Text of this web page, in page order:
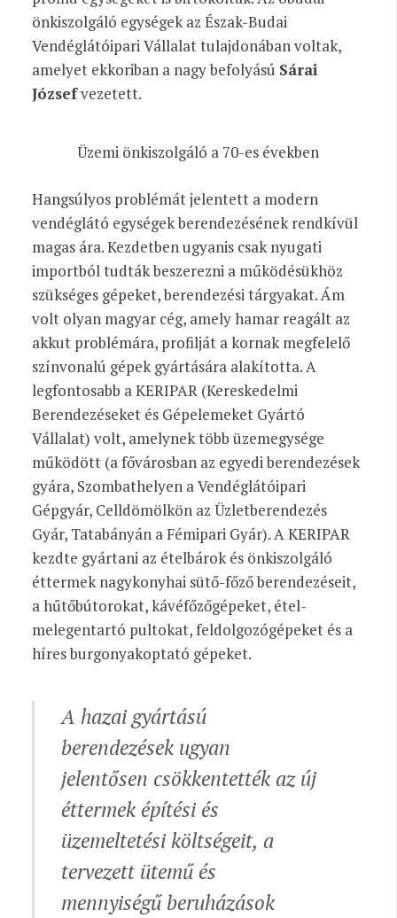
önkiszolgáló egységek az Észak-Budai
Vendéglátóipari Vállalat tulajdonában voltak,
amelyet ekkoriban a nagy befolyású Sárai
Józsefvezetett.
Üzemi önkiszolgáló a 70-es években
Hangsúlyos problémát jelentett a modern
vendéglátó egységek berendezésének rendkívül
magas ára. Kezdetben ugyanis csak nyugati
importból tudták beszerezni a működésükhöz
szükséges gépeket, berendezési tárgyakat. Ám
volt olyan magyar cég, amely hamar reagált az
akkut problémára, profilját a kornak megfelelő
színvonalú gépek gyártására alakította. A
legfontosabb a KERIPAR (Kereskedelmi
Berendezéseket és Gépelemeket Gyártó
Vállalat) volt, amelynek több üzemegysége
működött (a fővárosban az egyedi berendezések
gyára, Szombathelyen a Vendéglátóipari
Gépgyár, Celldömölkön az Üzletberendezés
Gyár, Tatabányán a Fémipari Gyár). A KERIPAR
kezdte gyártani az ételbárok és önkiszolgáló
éttermek nagykonyhai sütő-főző berendezéseit,
a hűtőbútorokat, kávéfőzőgépeket, étel-
melegentartó pultokat, feldolgozógépeket és a
híres burgonyakoptató gépeket.
A hazai gyártású
berendezések ugyan
jelentősen csökkentették az új
éttermek építési és
üzemeltetési költségeit, a
tervezett ütemű és
mennyiségű beruházások